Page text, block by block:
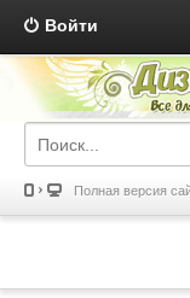
Войти
Полная версия